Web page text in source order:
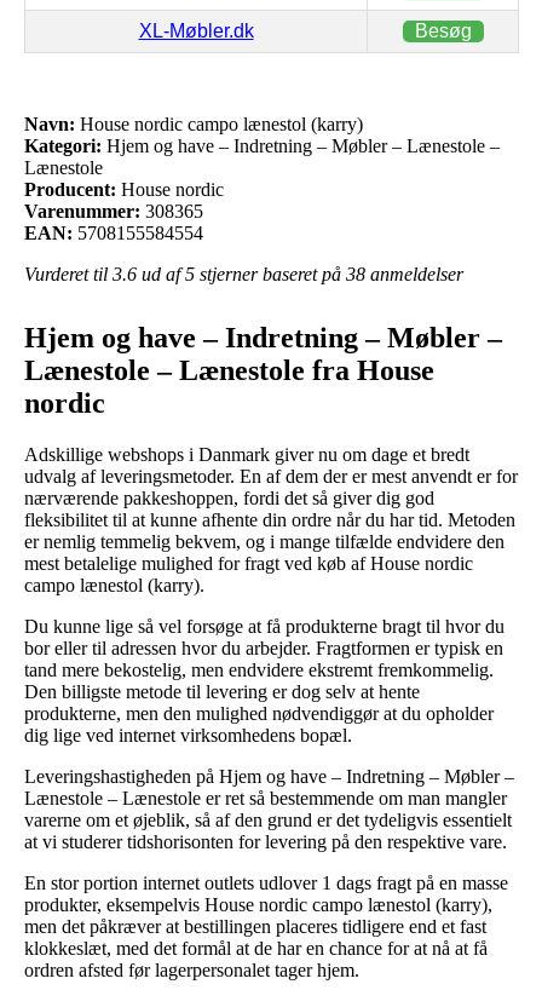
XL-Møbler.dk Besøg
Navn: House nordic campo lænestol (karry)
Kategori: Hjem og have – Indretning – Møbler – Lænestole –
Lænestole
Producent: House nordic
Varenummer: 308365
EAN: 5708155584554
Vurderet til 3.6 ud af 5 stjerner baseret på 38 anmeldelser
Hjem og have – Indretning – Møbler –
Lænestole – Lænestole fra House
nordic
Adskillige webshops i Danmark giver nu om dage et bredt
udvalg af leveringsmetoder. En af dem der er mest anvendt er for
nærværende pakkeshoppen, fordi det så giver dig god
fleksibilitet til at kunne afhente din ordre når du har tid. Metoden
er nemlig temmelig bekvem, og i mange tilfælde endvidere den
mest betalelige mulighed for fragt ved køb af House nordic
campo lænestol (karry).
Du kunne lige så vel forsøge at få produkterne bragt til hvor du
bor eller til adressen hvor du arbejder. Fragtformen er typisk en
tand mere bekostelig, men endvidere ekstremt fremkommelig.
Den billigste metode til levering er dog selv at hente
produkterne, men den mulighed nødvendiggør at du opholder
dig lige ved internet virksomhedens bopæl.
Leveringshastigheden på Hjem og have – Indretning – Møbler –
Lænestole – Lænestole er ret så bestemmende om man mangler
varerne om et øjeblik, så af den grund er det tydeligvis essentielt
at vi studerer tidshorisonten for levering på den respektive vare.
En stor portion internet outlets udlover 1 dags fragt på en masse
produkter, eksempelvis House nordic campo lænestol (karry),
men det påkræver at bestillingen placeres tidligere end et fast
klokkeslæt, med det formål at de har en chance for at nå at få
ordren afsted før lagerpersonalet tager hjem.